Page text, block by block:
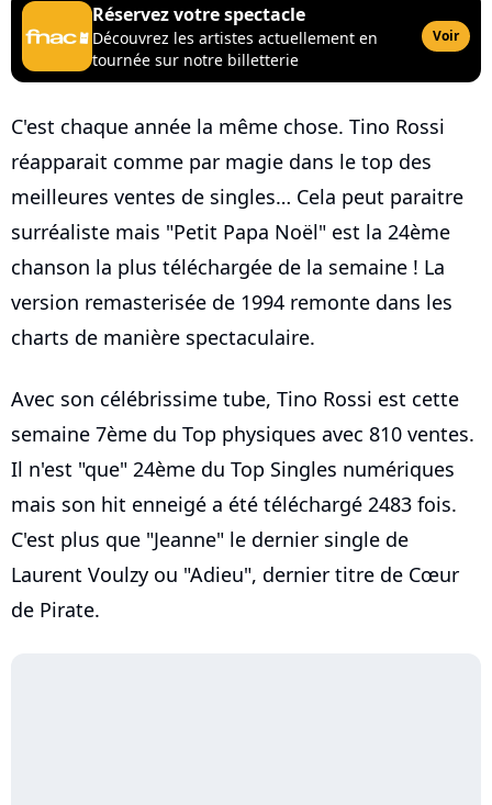
Réservez votre spectacle
Découvrez les artistes actuellement en
tournée sur notre billetterie
Voir
C'est chaque année la même chose. Tino Rossi
réapparait comme par magie dans le top des
meilleures ventes de singles… Cela peut paraitre
surréaliste mais "Petit Papa Noël" est la 24ème
chanson la plus téléchargée de la semaine ! La
version remasterisée de 1994 remonte dans les
charts de manière spectaculaire.
Avec son célébrissime tube, Tino Rossi est cette
semaine 7ème du Top physiques avec 810 ventes.
Il n'est "que" 24ème du Top Singles numériques
mais son hit enneigé a été téléchargé 2483 fois.
C'est plus que "Jeanne" le dernier single de
Laurent Voulzy ou "Adieu", dernier titre de Cœur
de Pirate.